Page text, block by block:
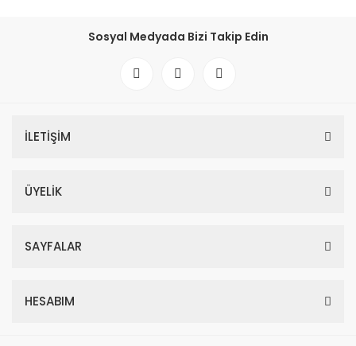
Sosyal Medyada Bizi Takip Edin
İLETİŞİM
ÜYELİK
SAYFALAR
HESABIM